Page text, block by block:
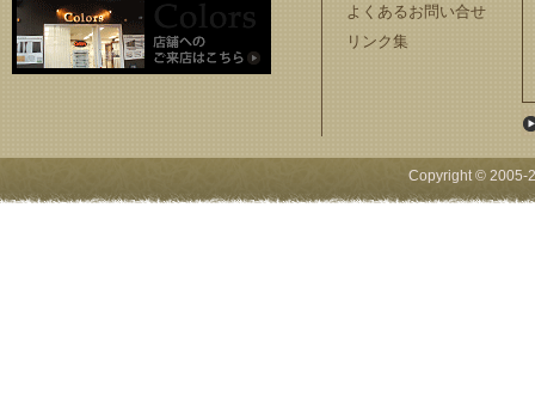
よくあるお問い合せ
リンク集
Copyright © 2005-